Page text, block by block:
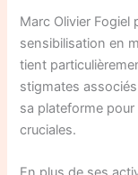
Marc Olivier Fogiel
sensibilisation en
tient
stigmates
sa plateforme
cruciales.